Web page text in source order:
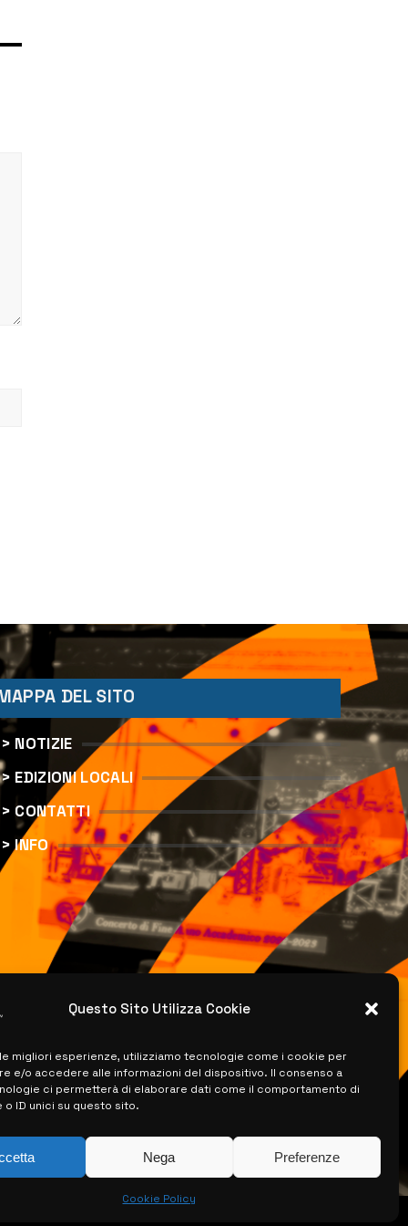
Questo Sito Utilizza Cookie
migliori esperienze, utilizziamo tecnologie come i cookie per
e/o accedere alle informazioni del dispositivo. Il consenso a
ci permetterà di elaborare dati come il comportamento di
o ID unici su questo sito.
Nega Preferenze
Cookie Policy
DEL SITO
> NOTIZIE
> EDIZIONI LOCALI
> CONTATTI
> INFO
–